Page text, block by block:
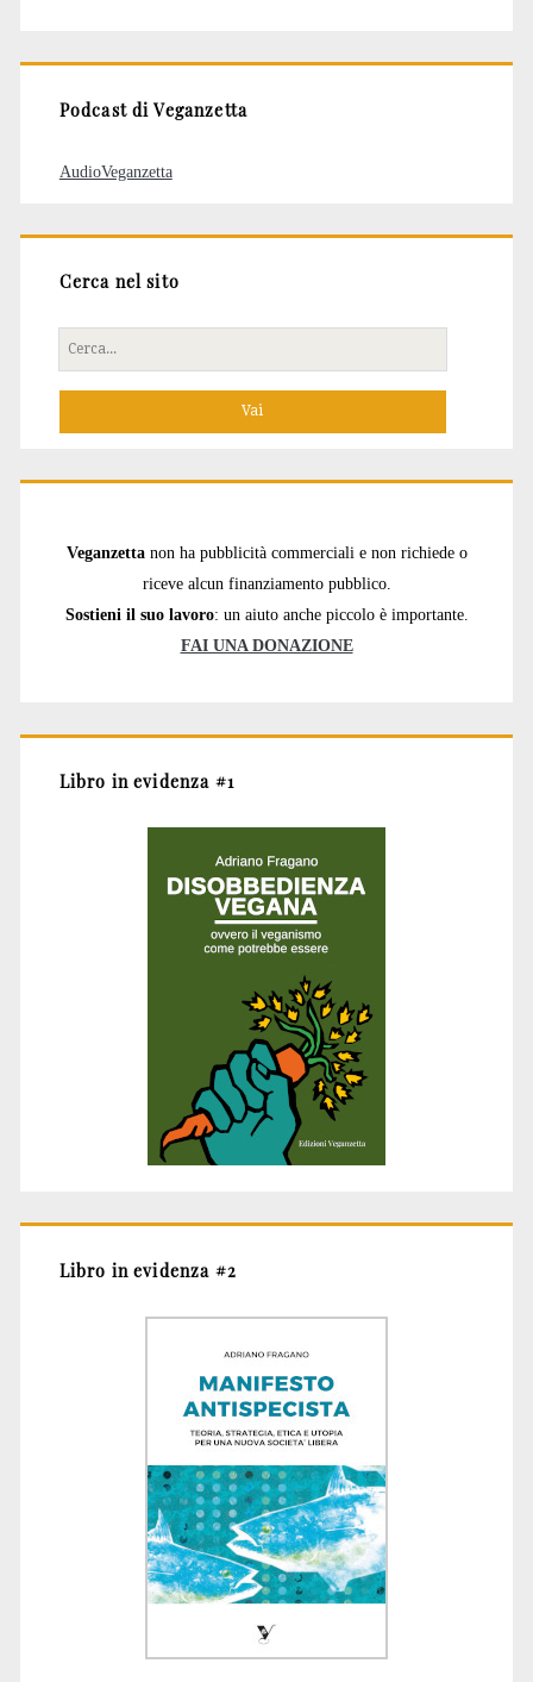
Podcast di Veganzetta
AudioVeganzetta
Cerca nel sito
Cerca
per:
Veganzetta non ha pubblicità commerciali e non richiede o
riceve alcun finanziamento pubblico.
Sostieni il suo lavoro: un aiuto anche piccolo è importante.
FAI UNA DONAZIONE
Libro in evidenza #1
Libro in evidenza #2